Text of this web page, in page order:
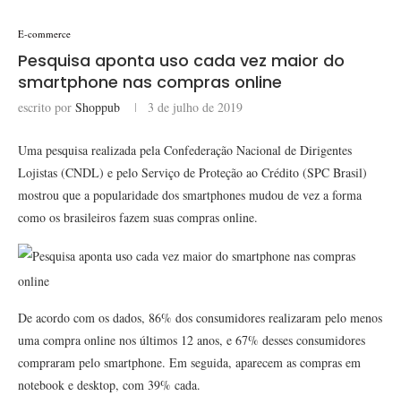
E-commerce
Pesquisa aponta uso cada vez maior do
smartphone nas compras online
escrito por Shoppub 3 de julho de 2019
Uma pesquisa realizada pela Confederação Nacional de Dirigentes
Lojistas (CNDL) e pelo Serviço de Proteção ao Crédito (SPC Brasil)
mostrou que a popularidade dos smartphones mudou de vez a forma
como os brasileiros fazem suas compras online.
De acordo com os dados, 86% dos consumidores realizaram pelo menos
uma compra online nos últimos 12 anos, e 67% desses consumidores
compraram pelo smartphone. Em seguida, aparecem as compras em
notebook e desktop, com 39% cada.